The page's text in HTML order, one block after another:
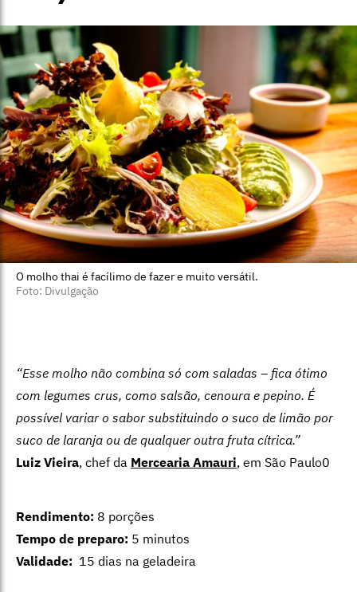
O molho thai é facílimo de fazer e muito versátil.
Foto: Divulgação
“Esse molho não combina só com saladas – fica ótimo
com legumes crus, como salsão, cenoura e pepino. É
possível variar o sabor substituindo o suco de limão por
suco de laranja ou de qualquer outra fruta cítrica.”
Luiz Vieira, chef da Mercearia Amauri, em São Paulo0
Rendimento: 8 porções
Tempo de preparo: 5 minutos
Validade: 15 dias na geladeira